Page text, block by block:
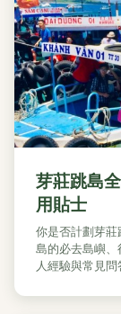
芽莊跳島
用貼士
你是否計劃芽
島的必去島嶼
人經驗與常見問